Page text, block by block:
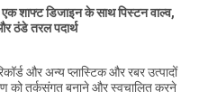
शाफ्ट डिजाइन के साथ पिस्टन वाल्व,
ठंडे तरल पदार्थ
और अन्य प्लास्टिक और रबर उत्पादों
को तर्कसंगत बनाने और स्वचालित करने